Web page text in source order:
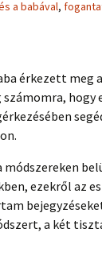
a babával,
érkezett meg
számomra, hogy
módszereken
ezekről az
a két